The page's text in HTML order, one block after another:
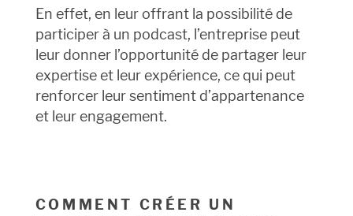
En effet, en leur offrant la possibilité de
participer à un podcast, l’entreprise peut
leur donner l’opportunité de partager leur
expertise et leur expérience, ce qui peut
renforcer leur sentiment d’appartenance
et leur engagement.
COMMENT CRÉER UN